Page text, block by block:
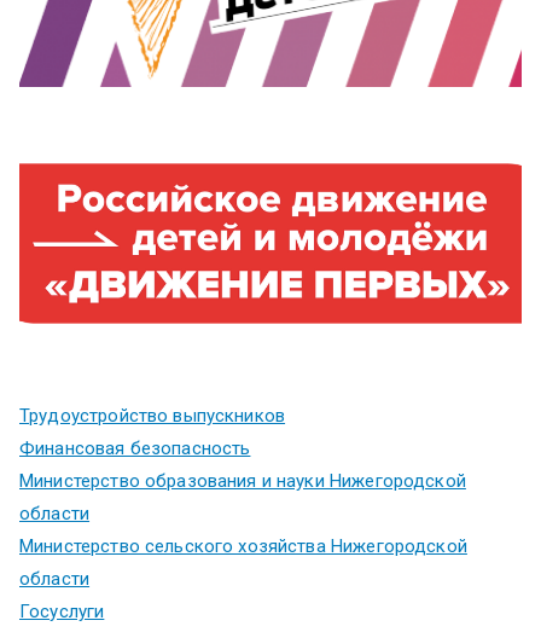
Трудоустройство выпускников
Финансовая безопасность
Министерство образования и науки Нижегородской
области
Министерство сельского хозяйства Нижегородской
области
Госуслуги